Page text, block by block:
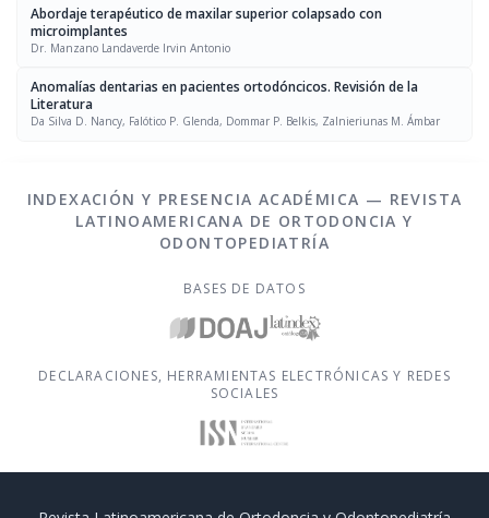
Abordaje terapéutico de maxilar superior colapsado con
microimplantes
Dr. Manzano Landaverde Irvin Antonio
Anomalías dentarias en pacientes ortodóncicos. Revisión de la
Literatura
Da Silva D. Nancy, Falótico P. Glenda, Dommar P. Belkis, Zalnieriunas M. Ámbar
INDEXACIÓN Y PRESENCIA ACADÉMICA — REVISTA
LATINOAMERICANA DE ORTODONCIA Y
ODONTOPEDIATRÍA
BASES DE DATOS
DECLARACIONES, HERRAMIENTAS ELECTRÓNICAS Y REDES
SOCIALES